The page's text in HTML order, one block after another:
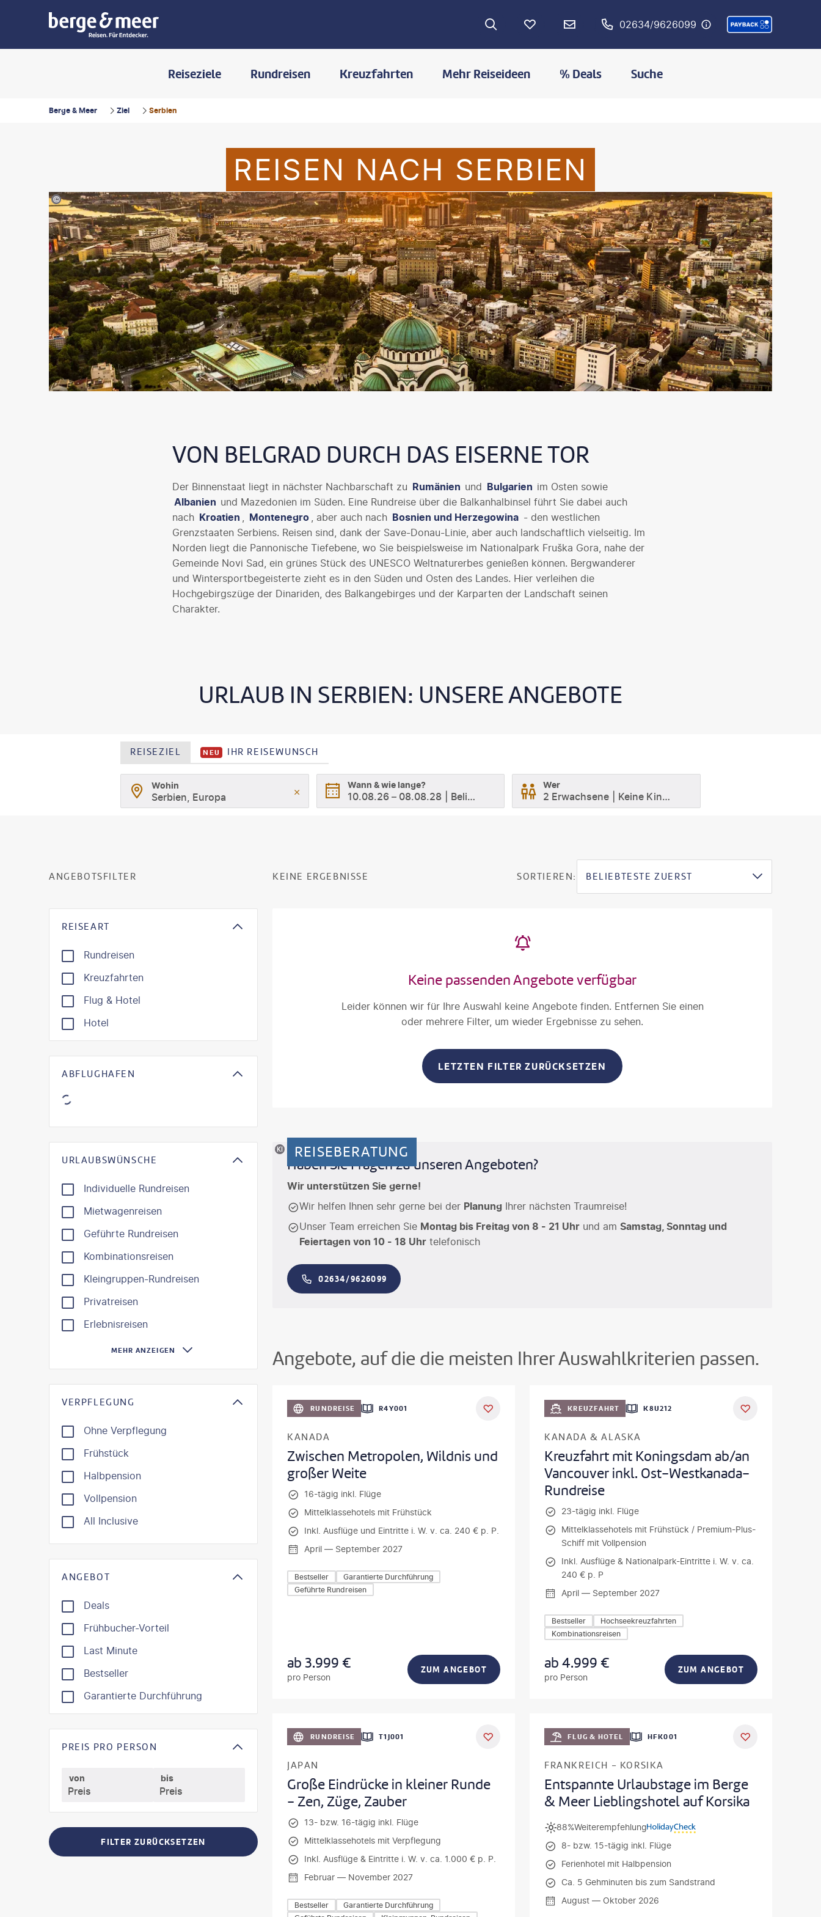
02634/9626099
Reiseziele Rundreisen Kreuzfahrten Mehr Reiseideen % Deals Suche
Berge & Meer Ziel Serbien
REISEN NACH SERBIEN
©Valek - gty
VON BELGRAD DURCH DAS EISERNE TOR
Der Binnenstaat liegt in nächster Nachbarschaft zu Rumänien und Bulgarien im Osten sowie
Albanien und Mazedonien im Süden. Eine Rundreise über die Balkanhalbinsel führt Sie dabei auch
nach Kroatien , Montenegro , aber auch nach Bosnien und Herzegowina - den westlichen
Grenzstaaten Serbiens. Reisen sind, dank der Save-Donau-Linie, aber auch landschaftlich vielseitig. Im
Norden liegt die Pannonische Tiefebene, wo Sie beispielsweise im Nationalpark Fruška Gora, nahe der
Gemeinde Novi Sad, ein grünes Stück des UNESCO Weltnaturerbes genießen können. Bergwanderer
und Wintersportbegeisterte zieht es in den Süden und Osten des Landes. Hier verleihen die
Hochgebirgszüge der Dinariden, des Balkangebirges und der Karparten der Landschaft seinen
Charakter.
URLAUB IN SERBIEN: UNSERE ANGEBOTE
REISEZIEL NEU IHR REISEWUNSCH
Wohin
Serbien, Europa
Wann & wie lange?
10.08.26– 08.08.28 Beliebig
Wer
2 Erwachsene Keine Kinder
ANGEBOTSFILTER
REISEART
Rundreisen
Kreuzfahrten
Flug & Hotel
Hotel
ABFLUGHAFEN
URLAUBSWÜNSCHE
Individuelle Rundreisen
Mietwagenreisen
Geführte Rundreisen
Kombinationsreisen
Kleingruppen-Rundreisen
Privatreisen
Erlebnisreisen
MEHR ANZEIGEN
VERPFLEGUNG
Ohne Verpflegung
Frühstück
Halbpension
Vollpension
All Inclusive
ANGEBOT
Deals
Frühbucher-Vorteil
Last Minute
Bestseller
Garantierte Durchführung
PREIS PRO PERSON
von bis
FILTER ZURÜCKSETZEN
KEINE ERGEBNISSE SORTIEREN: BELIEBTESTE ZUERST
Keine passenden Angebote verfügbar
Leider können wir für Ihre Auswahl keine Angebote finden. Entfernen Sie einen
oder mehrere Filter, um wieder Ergebnisse zu sehen.
LETZTEN FILTER ZURÜCKSETZEN
KI-generiertes MotivREISEBERATUNG
Haben Sie Fragen zu unseren Angeboten?
Wir unterstützen Sie gerne!
Wir helfen Ihnen sehr gerne bei der Planung Ihrer nächsten Traumreise!
Unser Team erreichen Sie Montag bis Freitag von 8 - 21 Uhr und am Samstag, Sonntag und
Feiertagen von 10 - 18 Uhr telefonisch
02634/9626099
Angebote, auf die die meisten Ihrer Auswahlkriterien passen.
RUNDREISE R4Y001
KANADA
Zwischen Metropolen, Wildnis und
großer Weite
16-tägig inkl. Flüge
Mittelklassehotels mit Frühstück
Inkl. Ausflüge und Eintritte i. W. v. ca. 240 € p. P.
April — September 2027
Bestseller
Garantierte Durchführung
Geführte Rundreisen
ab3.999 €
pro Person
ZUM ANGEBOT
KREUZFAHRT K8U212
KANADA & ALASKA
Kreuzfahrt mit Koningsdam ab/an
Vancouver inkl. Ost-Westkanada-
Rundreise
23-tägig inkl. Flüge
Mittelklassehotels mit Frühstück / Premium-Plus-
Schiff mit Vollpension
Inkl. Ausflüge & Nationalpark-Eintritte i. W. v. ca.
240 € p. P
April — September 2027
Bestseller
Hochseekreuzfahrten
Kombinationsreisen
ab4.999 €
pro Person
ZUM ANGEBOT
RUNDREISE T1J001
JAPAN
Große Eindrücke in kleiner Runde
- Zen, Züge, Zauber
13- bzw. 16-tägig inkl. Flüge
Mittelklassehotels mit Verpflegung
Inkl. Ausflüge & Eintritte i. W. v. ca. 1.000 € p. P.
Februar — November 2027
Bestseller
Garantierte Durchführung
DEAL
FLUG & HOTEL HFK001
FRANKREICH - KORSIKA
Entspannte Urlaubstage im Berge
& Meer Lieblingshotel auf Korsika
Weiterempfehlung
88%
8- bzw. 15-tägig inkl. Flüge
Ferienhotel mit Halbpension
Ca. 5 Gehminuten bis zum Sandstrand
August — Oktober 2026